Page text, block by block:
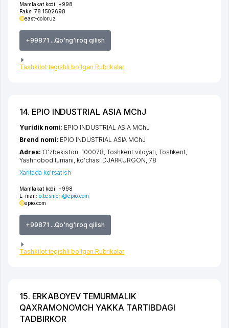
Mamlakat kodi: +998
Faks: 78 1502698
east-color.uz
+99871 ...Qo'ng'iroq qilish
Tashkilot tegishli bo'lgan Rubrikalar
14. EPIO INDUSTRIAL ASIA MChJ
Mamlakat kodi: +998
E-mail: o.besmon@epio.com
epio.com
+99871 ...Qo'ng'iroq qilish
Tashkilot tegishli bo'lgan Rubrikalar
Yuridik nomi: EPIO INDUSTRIAL ASIA MChJ
Brend nomi: EPIO INDUSTRIAL ASIA MChJ
Adres: O'zbekiston, 100078, Toshkent viloyati Toshkent
Yashnobod tumani ko'chasi DJARKURGON , 78
Xaritada ko'rsatish
15. ERKABOYEV TEMURMALIK
QAXRAMONOVICH YAKKA TARTIBDAGI
TADBIRKOR